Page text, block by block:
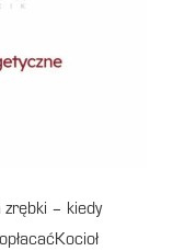
zrębki – kiedy